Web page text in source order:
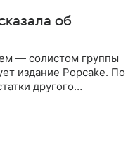
об
— солистом группы
издание Popcake. По
другого